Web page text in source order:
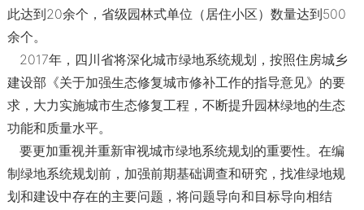
此达到20余个，省级园林式单位（居住小区）数量达到500
余个。
2017年，四川省将深化城市绿地系统规划，按照住房城乡
建设部《关于加强生态修复城市修补工作的指导意见》的要
求，大力实施城市生态修复工程，不断提升园林绿地的生态
功能和质量水平。
要更加重视并重新审视城市绿地系统规划的重要性。在编
制绿地系统规划前，加强前期基础调查和研究，找准绿地规
划和建设中存在的主要问题，将问题导向和目标导向相结